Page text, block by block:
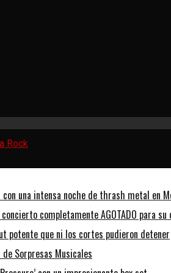
una intensa noche de thrash metal en
completamente AGOTADO para
potente que ni los cortes pudieron detener
de Sorpresas Musicales